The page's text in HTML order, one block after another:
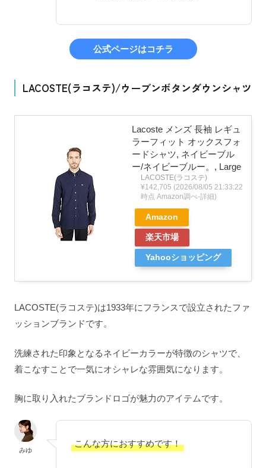
公式ページはコチラ
LACOSTE(ラコステ)/ウーブンボタンダウンシャツ
Lacoste メンズ 長袖 レギュ
ラーフィット オックスフォ
ードシャツ, ネイビーブル
ー/ネイビーブルー。, Large
LACOSTE(ラコステ)
¥142,705 (2026/08/05 21:33:22
時点 Amazon調べ-詳細)
Amazon
楽天市場
Yahooショッピング
LACOSTE(ラコステ)は1933年にフランスで設立されたファ
ッションブランドです。
洗練された印象となるネイビーカラーが特徴のシャツで、
着こなすことで一気にオシャレな雰囲気になります。
胸に取り入れたブランドロゴが魅力のアイテムです。
みゆ
こんな方におすすめです！